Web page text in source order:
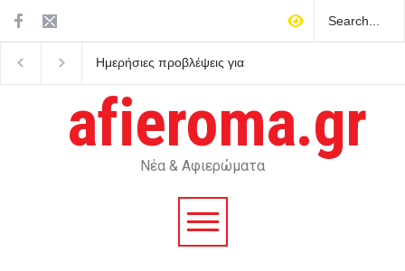
προβλέψεις για
Τα σημαντικότερα νέα της
χαρακτήρων και
σπέκουλα
afieroma.gr
Νέα & Αφιερώματα